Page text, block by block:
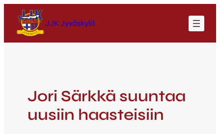
JJK Jyväskylä
Jori Särkkä suuntaa
uusiin haasteisiin